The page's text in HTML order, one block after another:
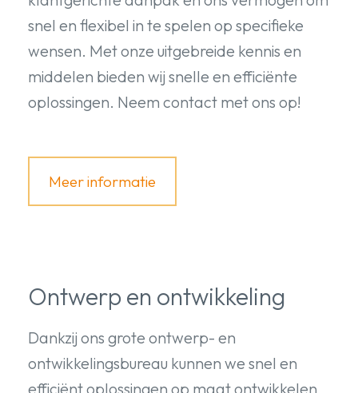
snel en flexibel in te spelen op specifieke
wensen. Met onze uitgebreide kennis en
middelen bieden wij snelle en efficiënte
oplossingen. Neem contact met ons op!
Meer informatie
Ontwerp en ontwikkeling
Dankzij ons grote ontwerp- en
ontwikkelingsbureau kunnen we snel en
efficiënt oplossingen op maat ontwikkelen